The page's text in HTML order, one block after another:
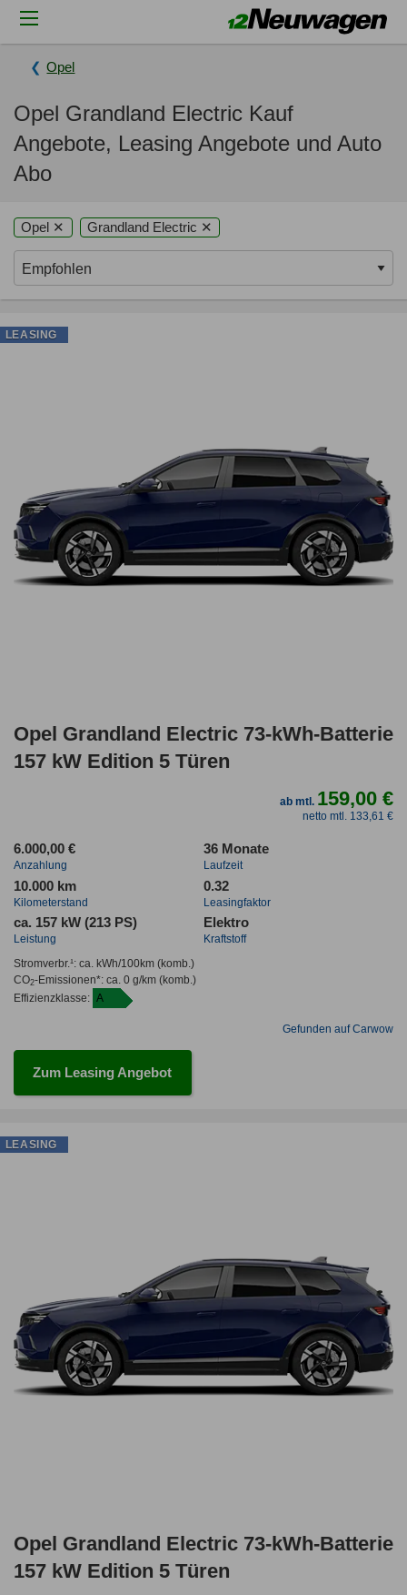
Opel
Opel Grandland Electric Kauf
Angebote, Leasing Angebote und Auto
Abo
Opel ✕ Grandland Electric ✕
Opel Grandland Electric 73-kWh-Batterie
157 kW Edition 5 Türen
ab mtl. 159,00 €
netto mtl. 133,61 €
6.000,00 €
Anzahlung
36 Monate
Laufzeit
10.000 km
Kilometerstand
0.32
Leasingfaktor
ca. 157 kW (213 PS)
Leistung
Elektro
Kraftstoff
Stromverbr.¹: ca. kWh/100km(komb.)
CO2-Emissionen*: ca. 0 g/km(komb.)
Effizienzklasse: A
Gefunden auf Carwow
Zum Leasing Angebot
LEASING
Opel Grandland Electric 73-kWh-Batterie
157 kW Edition 5 Türen
LEASING